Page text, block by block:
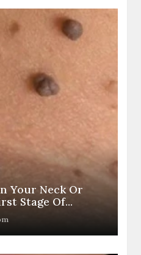
Your Neck Or
Stage Of...